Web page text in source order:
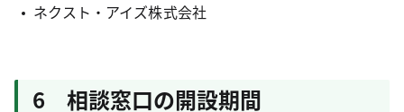
ネクスト・アイズ株式会社
6 相談窓口の開設期間